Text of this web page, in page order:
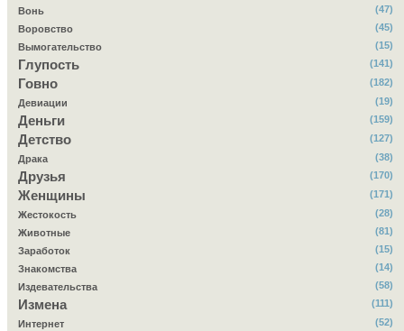
Вонь
(47)
Воровство
(45)
Вымогательство
(15)
Глупость (141)
Говно
(182)
Девиации
(19)
Деньги (159)
Детство
(127)
Драка
(38)
Друзья (170)
Женщины
(171)
Жестокость
(28)
Животные
(81)
Заработок
(15)
Знакомства
(14)
Издевательства
(58)
Измена
(111)
Интернет
(52)